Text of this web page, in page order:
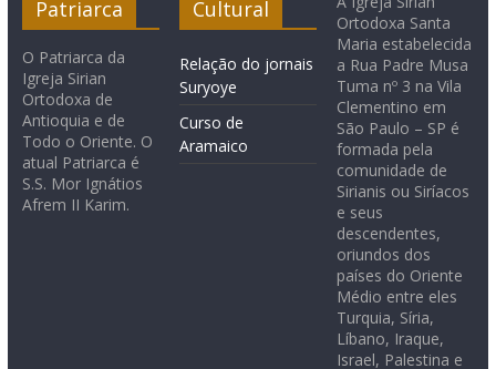
Patriarca
O Patriarca da
Igreja Sirian
Ortodoxa de
Antioquia e de
Todo o Oriente. O
atual Patriarca é
S.S. Mor Ignátios
Afrem II Karim.
Cultural
Relação do jornais
Suryoye
Curso de
Aramaico
Ortodoxa Santa
Maria estabelecida
a Rua Padre Musa
Tuma nº 3 na Vila
Clementino em
São Paulo – SP é
formada pela
comunidade de
Sirianis ou Siríacos
e seus
descendentes,
oriundos dos
países do Oriente
Médio entre eles
Turquia, Síria,
Líbano, Iraque,
Israel, Palestina e